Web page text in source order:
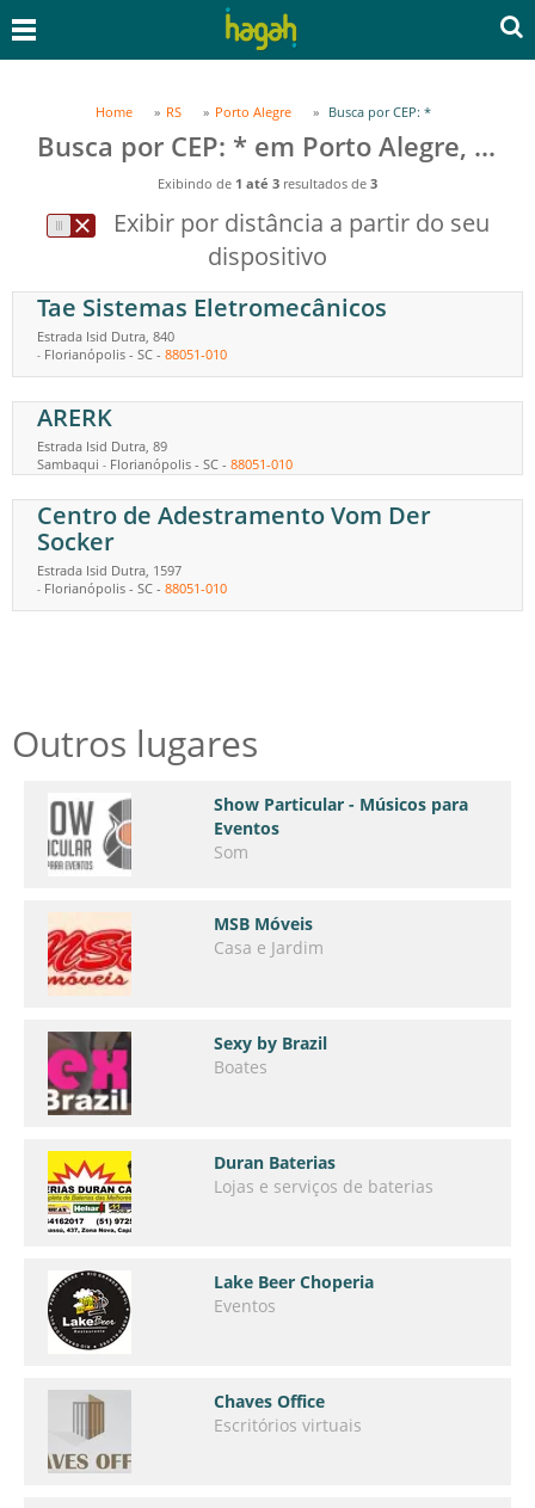
Home RS Porto Alegre Busca por CEP: *
Busca por CEP: * em Porto Alegre, RS
Exibindo de 1 até 3 resultados de 3
Exibir por distância a partir do seu
dispositivo
Tae Sistemas Eletromecânicos
Estrada Isid Dutra, 840
- Florianópolis - SC - 88051-010
ARERK
Estrada Isid Dutra, 89
Sambaqui - Florianópolis - SC - 88051-010
Centro de Adestramento Vom Der
Socker
Estrada Isid Dutra, 1597
- Florianópolis - SC - 88051-010
Outros lugares
Show Particular - Músicos para
Eventos
Som
MSB Móveis
Casa e Jardim
Sexy by Brazil
Boates
Duran Baterias
Lojas e serviços de baterias
Lake Beer Choperia
Eventos
Chaves Office
Escritórios virtuais